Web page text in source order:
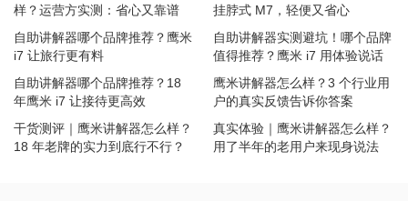
样？运营方实测：省心又靠谱
挂脖式 M7，轻便又省心
自助讲解器哪个品牌推荐？鹰米
i7 让旅行更有料
自助讲解器实测避坑！哪个品牌
值得推荐？鹰米 i7 用体验说话
自助讲解器哪个品牌推荐？18
年鹰米 i7 让接待更高效
鹰米讲解器怎么样？3 个行业用
户的真实反馈告诉你答案
干货测评｜鹰米讲解器怎么样？
18 年老牌的实力到底行不行？
真实体验｜鹰米讲解器怎么样？
用了半年的老用户来现身说法